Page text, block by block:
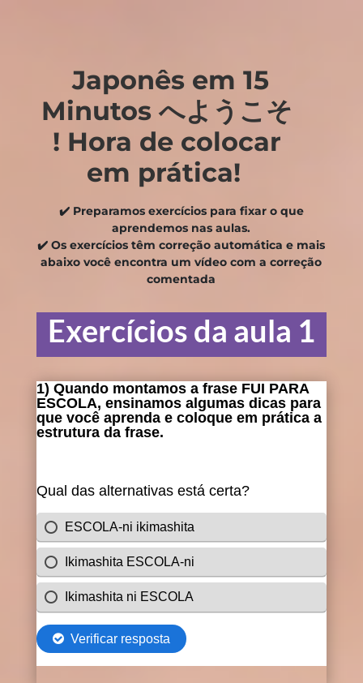
Japonês em 15
Minutos へようこそ
! Hora de colocar
em prática!
✔️ Preparamos exercícios para fixar o que
aprendemos nas aulas.
✔️ Os exercícios têm correção automática e mais
abaixo você encontra um vídeo com a correção
comentada
Exercícios da aula 1